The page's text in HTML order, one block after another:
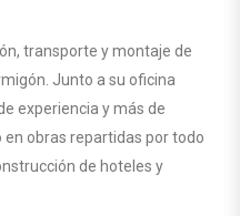
transporte y montaje de
Junto a su oficina
experiencia y más de
obras repartidas por todo
de hoteles y